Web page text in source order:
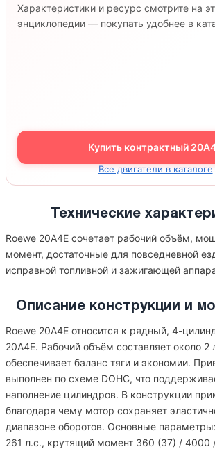
Характеристики и ресурс смотрите на
энциклопедии — покупать удобнее в
Купить контрактный
Все двигатели в каталоге
Технические
Roewe 20A4E сочетает рабочий объём,
момент, достаточные для повседневной
исправной топливной и зажигающей
Описание конструкции и
Roewe 20A4E относится к рядный, 4-
20A4E. Рабочий объём составляет около 2
обеспечивает баланс тяги и экономии.
выполнен по схеме DOHC, что
наполнение цилиндров. В конструкции
благодаря чему мотор сохраняет
диапазоне оборотов. Основные
261 л.с., крутящий момент 360 (37) /